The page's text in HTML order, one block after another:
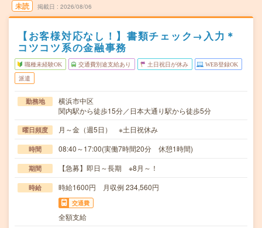
未読 掲載日 2026/08/06
【お客様対応なし！】書類チェック→入力＊
コツコツ系の金融事務
職種未経験OK 交通費別途支給あり 土日祝日が休み WEB登録OK
派遣
勤務地
横浜市中区
関内駅から徒歩15分／日本大通り駅から徒歩5分
曜日頻度 月～金（週5日） ※土日祝休み
時間 08:40～17:00(実働7時間20分 休憩1時間)
期間 【急募】即日～長期 ※8月～！
時給 時給1600円 月収例 234,560円
交通費
全額支給